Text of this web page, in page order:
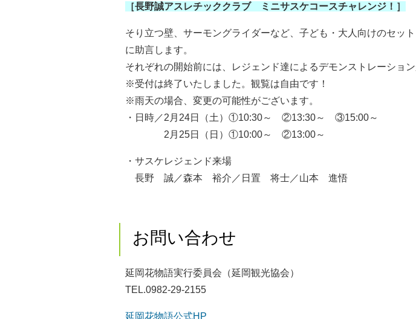
［長野誠アスレチッククラブ ミニサスケコースチャレンジ！］
そり立つ壁、サーモングライダーなど、子ども・大人向けのセッ
に助言します。
それぞれの開始前には、レジェンド達によるデモンストレーション
※受付は終了いたしました。観覧は自由です！
※雨天の場合、変更の可能性がございます。
・日時／2月24日（土）①10:30～ ②13:30～ ③15:00～
2月25日（日）①10:00～ ②13:00～
・サスケレジェンド来場
長野 誠／森本 裕介／日置 将士／山本 進悟
お問い合わせ
延岡花物語実行委員会（延岡観光協会）
TEL.0982-29-2155
延岡花物語公式HP